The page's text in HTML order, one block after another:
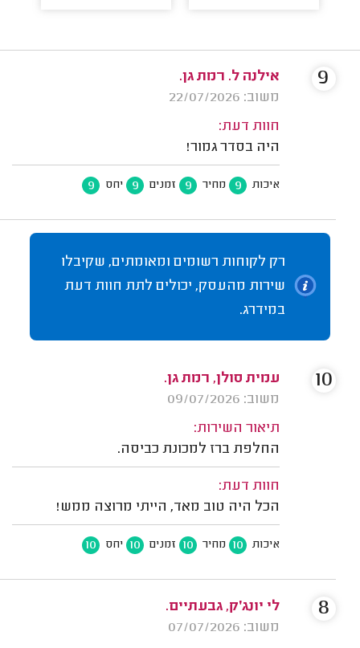
אילנה ל. רמת גן.
משוב: 22/07/2026
חוות דעת:
היה בסדר גמור!
איכות 9 מחיר 9 זמנים 9 יחס 9
9
רק לקוחות רשומים ומאומתים, שקיבלו
שירות מהעסק, יכולים לתת חוות דעת
במידרג.
עמית סולן, רמת גן.
משוב: 09/07/2026
תיאור השירות:
החלפת ברז למכונת כביסה.
חוות דעת:
הכל היה טוב מאד, הייתי מרוצה ממש!
איכות 10 מחיר 10 זמנים 10 יחס 10
10
לי יונג׳ק, גבעתיים.
משוב: 07/07/2026
8